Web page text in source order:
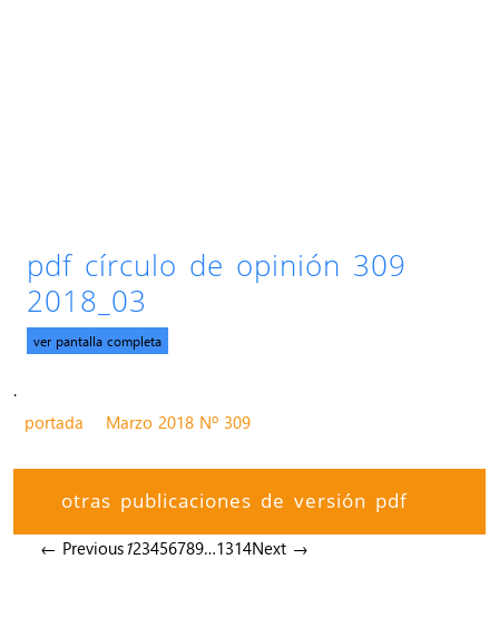
pdf círculo de opinión 309
2018_03
ver pantalla completa
.
portada
Marzo 2018 Nº 309
otras publicaciones de versión pdf
← Previous123456789…1314Next →